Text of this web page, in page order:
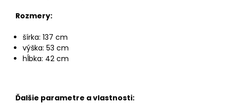
Rozmery:
šírka: 137 cm
výška: 53 cm
hĺbka: 42 cm
Ďalšie parametre a vlastnosti: